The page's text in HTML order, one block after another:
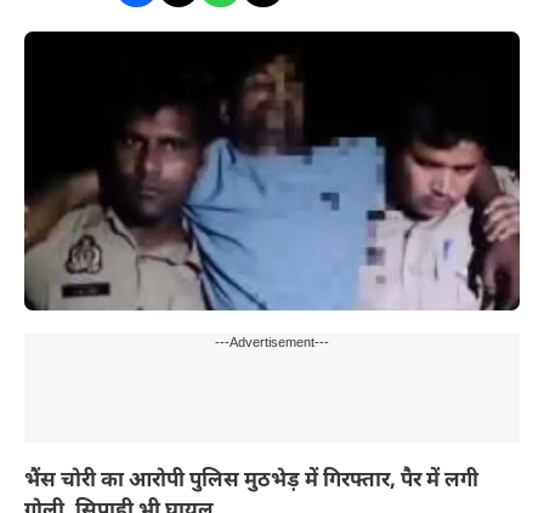
---Advertisement---
भैंस चोरी का आरोपी पुलिस मुठभेड़ में गिरफ्तार, पैर में लगी